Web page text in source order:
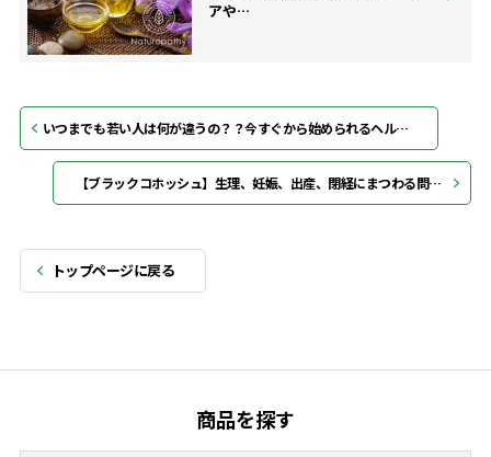
アや…
いつまでも若い人は何が違うの？？今すぐから始められるヘルシーエージング法！
【ブラックコホッシュ】生理、妊娠、出産、閉経にまつわる問題をサポートしてくれる女性には心強いハーブ
トップページに戻る
商品を探す